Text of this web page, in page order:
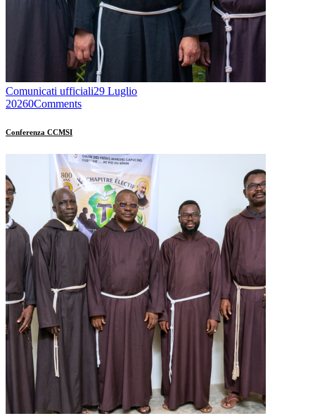
Comunicati ufficiali29 Luglio
20260Comments
Conferenza CCMSI